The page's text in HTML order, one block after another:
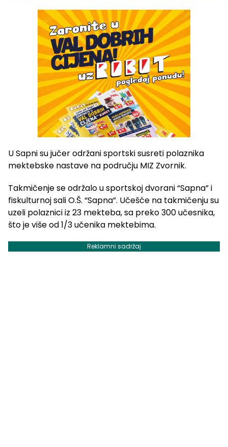
U Sapni su jučer održani sportski susreti polaznika
mektebske nastave na području MIZ Zvornik.
Takmičenje se održalo u sportskoj dvorani “Sapna” i
fiskulturnoj sali O.Š. “Sapna”. Učešće na takmičenju su
uzeli polaznici iz 23 mekteba, sa preko 300 učesnika,
što je više od 1/3 učenika mektebima.
Reklamni sadržaj